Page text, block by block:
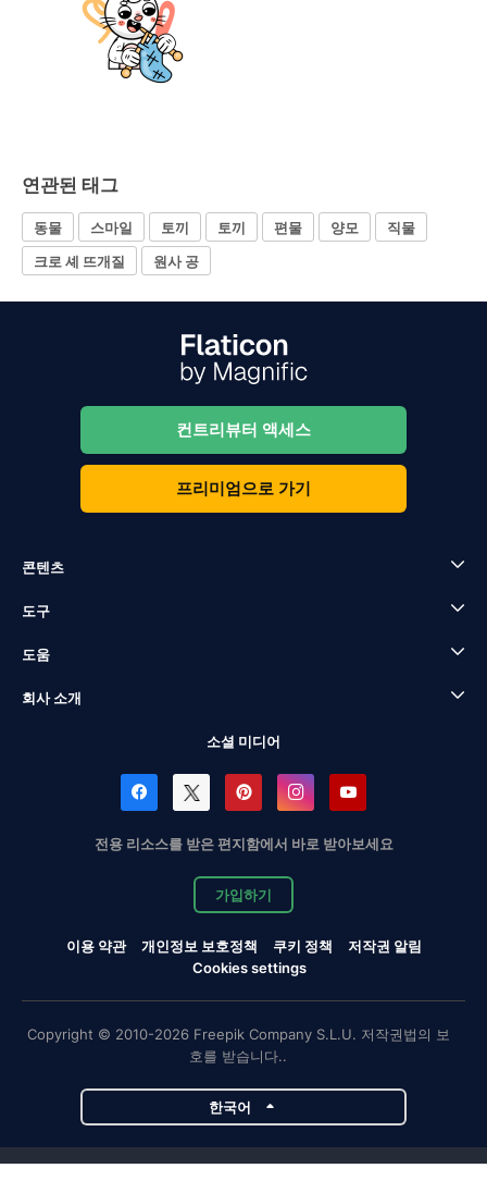
연관된 태그
동물 스마일 토끼 토끼 편물 양모
직물
크로 셰 뜨개질
원사 공
컨트리뷰터 액세스
프리미엄으로 가기
콘텐츠
도구
도움
회사 소개
소셜 미디어
전용 리소스를 받은 편지함에서 바로 받아보세요
가입하기
이용 약관 개인정보 보호정책 쿠키 정책
저작권 알림
Cookies settings
Copyright © 2010-2026 Freepik Company S.L.U. 저작권법의 보
호를 받습니다..
한국어